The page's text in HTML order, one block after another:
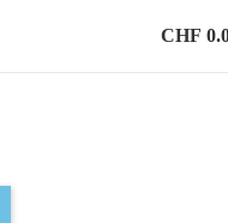
CHF